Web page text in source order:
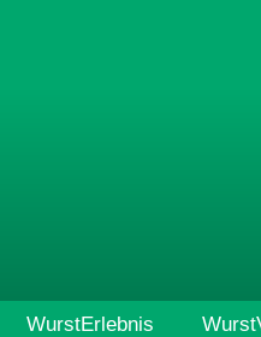
WurstErlebnis